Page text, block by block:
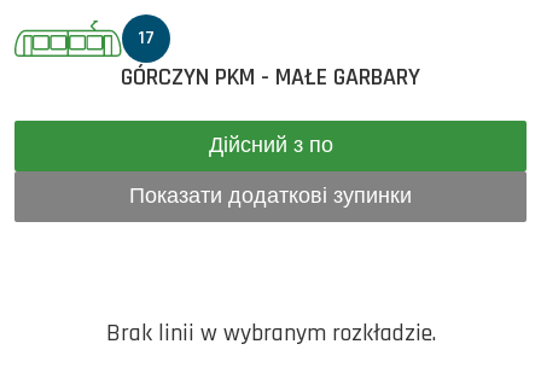
17
GÓRCZYN PKM - MAŁE GARBARY
Дійсний з по
Показати додаткові зупинки
Brak linii w wybranym rozkładzie.